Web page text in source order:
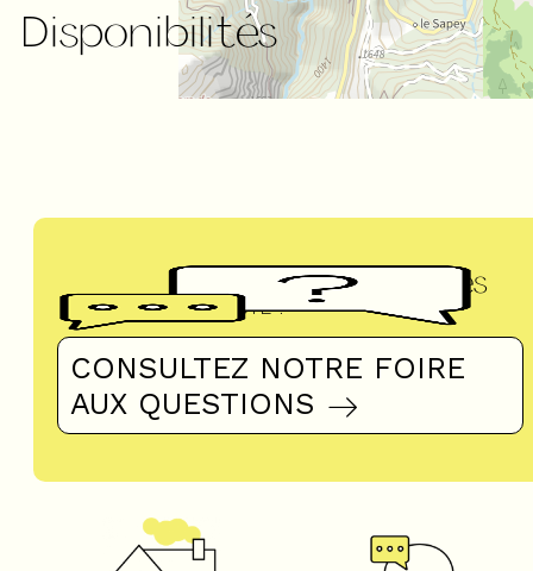
Disponibilités
Questions fréquentes
UN DOUTE ?
CONSULTEZ NOTRE FOIRE
AUX QUESTIONS